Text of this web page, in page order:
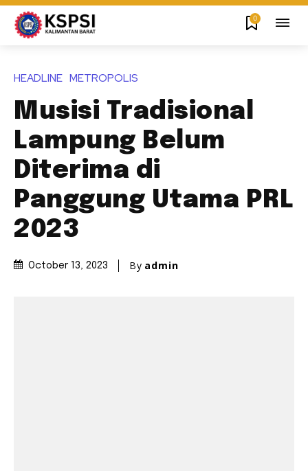
0
HEADLINE METROPOLIS
Musisi Tradisional
Lampung Belum
Diterima di
Panggung Utama PRL
2023
October 13, 2023 By admin